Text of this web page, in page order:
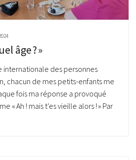
âge ? »
des personnes
chacun de mes petits-enfants me
fois ma réponse a provoqué
« Ah ! mais t’es vieille alors ! » Par